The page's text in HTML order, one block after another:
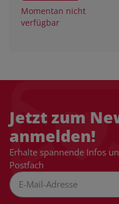
Momentan nicht
verfügbar
Jetzt zum
anmelden!
Erhalte spannende Infos
Postfach